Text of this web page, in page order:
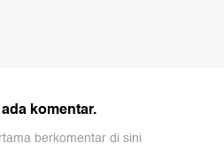
komentar.
berkomentar di sini